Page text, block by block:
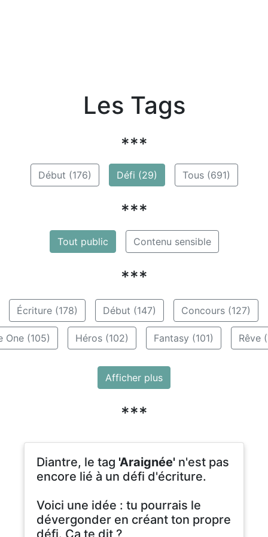
Les Tags
***
Début (176) Défi (29) Tous (691)
***
Tout public Contenu sensible
***
Écriture (178) Début (147) Concours (127)
One (105) Héros (102) Fantasy (101) Rêve
Afficher plus
***
Diantre, le tag 'Araignée' n'est pas
encore lié à un défi d'écriture.
Voici une idée : tu pourrais le
dévergonder en créant ton propre
défi. Ça te dit ?